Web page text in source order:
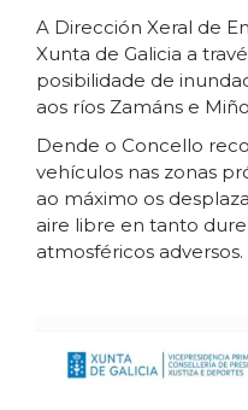
A Dirección Xeral de
Xunta de Galicia a
posibilidade de
aos ríos Zamáns e
Dende o Concello
vehículos nas zonas
ao máximo os
aire libre en tanto
atmosféricos adversos.